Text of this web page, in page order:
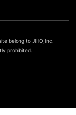
belong to JIHO,Inc.
prohibited.